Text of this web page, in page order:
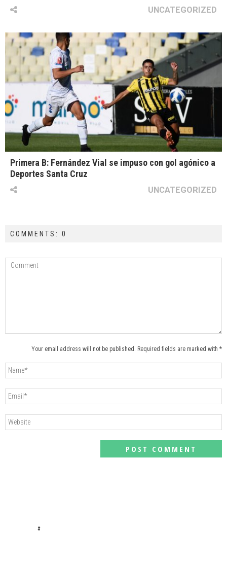
UNCATEGORIZED
Primera B: Fernández Vial se impuso con gol agónico a
Deportes Santa Cruz
UNCATEGORIZED
COMMENTS: 0
Your email address will not be published. Required fields are marked with *
#